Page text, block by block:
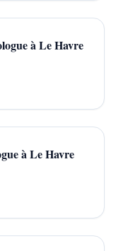
à Le Havre
à Le Havre